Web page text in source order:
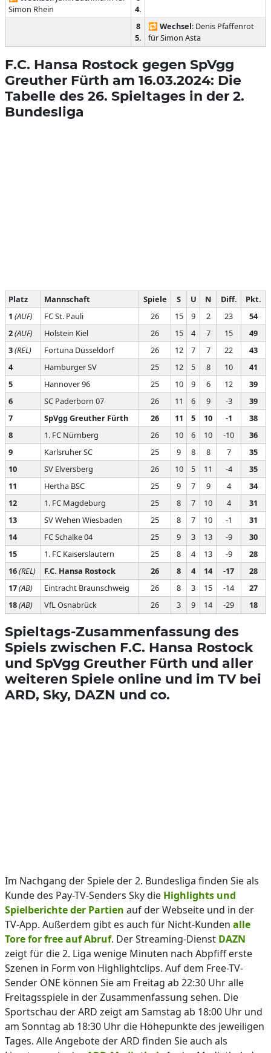
Simon Rhein
4.
8
5.
🔁 Wechsel: Denis Pfaffenrot
für Simon Asta
F.C. Hansa Rostock gegen SpVgg
Greuther Fürth am 16.03.2024: Die
Tabelle des 26. Spieltages in der 2.
Bundesliga
Platz Mannschaft Spiele S U N Diff.
Pkt.
1 (AUF) FC St. Pauli 26 15 9 2 23
54
2(AUF) Holstein Kiel 26 15 4 7 15
49
3(REL) Fortuna Düsseldorf 26 12 7 7 22
43
4
Hamburger SV 25 12 5 8 10
41
5
Hannover 96 25 10 9 6 12
39
6
SC Paderborn 07 26 11 6 9 -3
39
7
SpVgg Greuther Fürth 26 11 5 10 -1
38
8
1. FC Nürnberg 26 10 6 10 -10
36
9
Karlsruher SC 25 9 8 8 7
35
10
SV Elversberg 26 10 5 11 -4
35
11
Hertha BSC 25 9 7 9 4
34
12
1. FC Magdeburg 25 8 7 10 4
31
13
SV Wehen Wiesbaden 25 8 7 10 -1
31
14
FC Schalke 04 25 9 3 13 -9
30
15
1. FC Kaiserslautern 25 8 4 13 -9
28
16(REL) F.C. Hansa Rostock 26 8 4 14 -17
28
17(AB) Eintracht Braunschweig 26 8 3 15 -14
27
18(AB) VfL Osnabrück 26 3 9 14 -29 18
Spieltags-Zusammenfassung des
Spiels zwischen F.C. Hansa Rostock
und SpVgg Greuther Fürth und aller
weiteren Spiele online und im TV bei
ARD, Sky, DAZN und co.
Im Nachgang der Spiele der 2. Bundesliga finden Sie als
Kunde des Pay-TV-Senders Sky die Highlights und
Spielberichte der Partien auf der Webseite und in der
TV-App. Außerdem gibt es auch für Nicht-Kunden alle
Tore for free auf Abruf. Der Streaming-Dienst DAZN
zeigt für die 2. Liga wenige Minuten nach Abpfiff erste
Szenen in Form von Highlightclips. Auf dem Free-TV-
Sender ONE können Sie am Freitag ab 22:30 Uhr alle
Freitagsspiele in der Zusammenfassung sehen. Die
Sportschau der ARD zeigt am Samstag ab 18:00 Uhr und
am Sonntag ab 18:30 Uhr die Höhepunkte des jeweiligen
Tages. Alle Angebote der ARD finden Sie auch als